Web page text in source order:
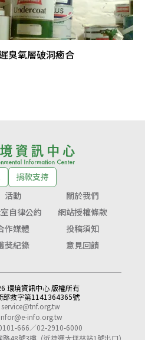
臭氧層破洞癒合
捐款支持
活動
關於我們
自律公約
網站授權條款
作媒體
投稿須知
獎紀錄 意見回饋
環境資訊中心 版權所有
部救字第1141364365號
service@tnf.org.tw
infor@e-info.org.tw
666／02-2910-6000
48號3樓（近捷運大坪林站1號出口）